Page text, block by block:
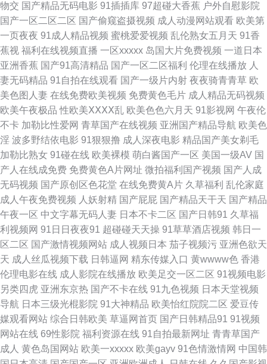
MV 日韩久草网 日韩无人区艹 三级片操逼的 深夜导航 深夜影院毛片 亚洲老
湿机久久 综合97超碰 91全国精品 97在线综合 波多野解衣 国产精品福利社
国产综合色网 九一传媒网站 欧美内射网站 日韩色情激情 三级片操逼 熟妇
ea87av 偷拍视频网址导航 影音先锋女人成人 91视频官网社区 av影院首页
超碰免费公开人妻 成人美女免费黄色 国产精品18p 狠狠鲁无码色导航 久久
婷婷婷 欧美无毒在线 午夜激情福利啪啪 亚洲综合小说网 www变态天堂 成人
天堂 东京热黄网 国产欧美日韩综合 激情桃色大成人 欧美日韩卡1 欧美性稚6
一4 婷婷五月花 一区美女 51视频国产 97av大香蕉 97超碰在线视 成人另类
天堂 国户精品久久 九九一AV 欧美色图无毒 青青草好吊 日韩无码A片 午夜剧
场老司机 91精品论坛 97视频8 超碰va 国产高清精品二区 九九这只有精品 老
司机副利院 免费深夜91 欧美亚洲色国产 在线免费AV电话 91社区成人在线
www东京热 国产自拍第五页 日韩99爱 婷婷永久免费 亚洲国产777 伊人久久
物交 国产精品无码电影 91插插库 97超碰大香蕉 户外自慰影院
国产一区二区二区 国产偷窥盗摄视频 成人动漫网站观看 欧美第
一页夜夜 91成人精品视频 蜜桃爱爱视频 乱伦熟女五月天 91香
蕉视 福利在线视频直播 一区xxxxx 岛国大片免费视频 一道日本
亚洲香蕉 国产91高清精品 国产一区二区福利 伦理在线播放 人
妻无码精品 91自拍在线观看 国产一级片内射 夜夜骑青青草 欧
美色图人妻 在线免费欧美视频 免费黄色毛片 成人精品无码视频
欧美午夜极品 性欧美ⅩⅩⅩⅩ乱 欧美色色六月天 91影视网 午夜伦
不卡 加勒比性爱网 青草国产在线视频 亚洲国产精品导航 欧美色
淫 波多野结依电影 91狠狠撸 成人深夜电影 精品国产美女剃毛
加勒比熟女 91碰在线 欧美裸模 萌白酱国产一区 美国一级AV 国
产人在线成免费 免费黄色A片网址 微拍福利国产视频 国产人成
无码视频 国产原创区色花堂 在线免费黄A片 久草福利 乱伦家庭
成人午夜免费视频 人妖射精 国产屁屁 国产精品天干天 国产精品
午夜一区 中文字幕无码人妻 日本不卡二区 国产日韩91 久草福
利视频网 91日日夜夜91 超碰碰天天操 91草草酒店视频 韩日一
区二区 国产激情视频网站 成人视频日本 茄子视频污 亚洲色欲天
天 成人丝瓜视频下载 日韩逼网 精东传媒入口 黄wwww色 香港
伦理电影在线 成人影院在线播放 欧美足交一区二区 91视频电影
另类四虎 亚洲东京热 国产不卡在线 91九色视频 日本天堂视频
导航 日本三级光棍影院 91大神精品 欧美怡红院院二区 爱豆传
媒观看网站 综合日韩欧美 草逼网首页 国产日韩精品91 91视频
网站在线 69性影院 福利资源在线 91自拍最新网址 青青草国产
成人 黄色岛国网站 欧美一xxxxx 欧美gayv 91色情激情网 中国韩